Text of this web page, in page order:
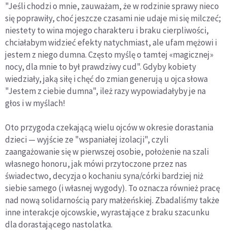
"Jeśli chodzi o mnie, zauważam, że w rodzinie sprawy nieco
się poprawiły, choć jeszcze czasami nie udaje mi się milczeć;
niestety to wina mojego charakteru i braku cierpliwości,
chciałabym widzieć efekty natych­miast, ale ufam mężowi i
jestem z niego dumna. Często myślę o tamtej «magicznej»
nocy, dla mnie to był praw­dziwy cud". Gdyby kobiety
wiedziały, jaką siłę i chęć do zmian generują u ojca słowa
"Jestem z ciebie dumna", ileż razy wypowiadałyby je na
głos i w myślach!
Oto przygoda czekającą wielu ojców w okresie dorastania
dzieci — wyjście ze "wspa­niałej izolacji", czyli
zaangażowanie się w pierw­szej osobie, położenie na szali
własnego honoru, jak mówi przytoczone przez nas
świadectwo, decyzja o kochaniu syna/córki bardziej niż
siebie samego (i własnej wygody). To oznacza również pracę
nad nową solidarnością pary małżeńskiej. Zbadali­śmy także
inne interakcje ojcowskie, wyrastające z braku szacunku
dla dorastającego nastolatka.